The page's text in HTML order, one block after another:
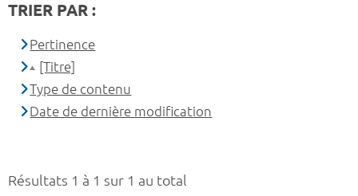
Résultats 1 à 1 sur 1 au total
TRIER PAR :
Pertinence
[Titre]
Type de contenu
Date de dernière modification